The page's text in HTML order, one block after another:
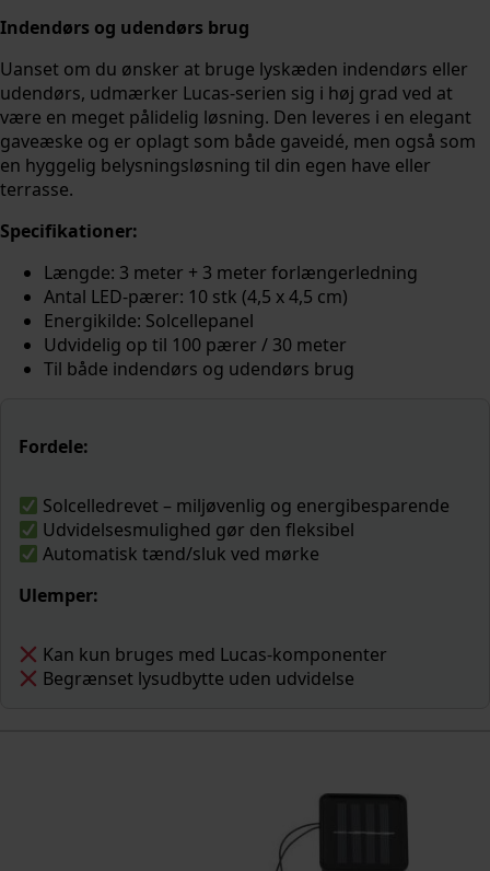
Indendørs og udendørs brug
Uanset om du ønsker at bruge lyskæden indendørs eller
udendørs, udmærker Lucas-serien sig i høj grad ved at
være en meget pålidelig løsning. Den leveres i en elegant
gaveæske og er oplagt som både gaveidé, men også som
en hyggelig belysningsløsning til din egen have eller
terrasse.
Specifikationer:
Længde: 3 meter + 3 meter forlængerledning
Antal LED-pærer: 10 stk (4,5 x 4,5 cm)
Energikilde: Solcellepanel
Udvidelig op til 100 pærer / 30 meter
Til både indendørs og udendørs brug
Fordele:
Solcelledrevet – miljøvenlig og energibesparende
Udvidelsesmulighed gør den fleksibel
Automatisk tænd/sluk ved mørke
Ulemper:
Kan kun bruges med Lucas-komponenter
Begrænset lysudbytte uden udvidelse